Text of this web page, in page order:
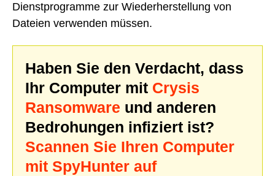
Dienstprogramme zur Wiederherstellung von
Dateien verwenden müssen.
Haben Sie den Verdacht, dass
Ihr Computer mit Crysis
Ransomware und anderen
Bedrohungen infiziert ist?
Scannen Sie Ihren Computer
mit SpyHunter auf